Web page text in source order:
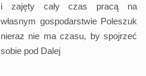
i zajęty cały czas pracą na
własnym gospodarstwie Poleszuk
nieraz nie ma czasu, by spojrzeć
sobie pod Dalej